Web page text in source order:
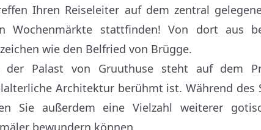
Ihren Reiseleiter auf dem zentral
Wochenmärkte stattfinden! Von dort aus
wie den Belfried von Brügge.
der Palast von Gruuthuse steht auf dem
Architektur berühmt ist. Während des
Sie außerdem eine Vielzahl weiterer
bewundern können.